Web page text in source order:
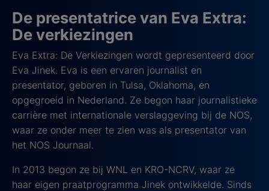
De presentatrice van Eva Extra:
De verkiezingen
Eva Extra: De Verkiezingen wordt gepresenteerd door
Eva Jinek. Eva is een ervaren journalist en
presentator, geboren in Tulsa, Oklahoma, en
opgegroeid in Nederland. Ze begon haar journalistieke
carrière met internationale verslaggeving bij de NOS,
waar ze onder meer te zien was als presentator van
het NOS Journaal.
In 2013 begon ze bij WNL en KRO-NCRV, waar ze
haar eigen praatprogramma Jinek ontwikkelde. Sinds